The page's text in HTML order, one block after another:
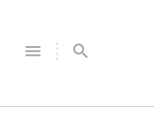
menu search